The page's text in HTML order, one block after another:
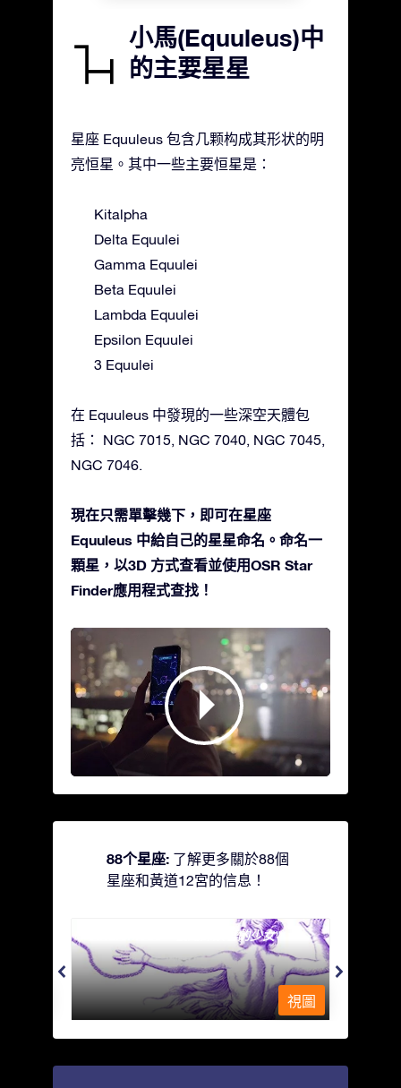
小馬(Equuleus)中
的主要星星
星座 Equuleus 包含几颗构成其形状的明
亮恒星。其中一些主要恒星是：
Kitalpha
Delta Equulei
Gamma Equulei
Beta Equulei
Lambda Equulei
Epsilon Equulei
3 Equulei
在 Equuleus 中發現的一些深空天體包
括： NGC 7015, NGC 7040, NGC 7045,
NGC 7046.
現在只需單擊幾下，即可在星座
Equuleus 中給自己的星星命名。命名一
顆星，以3D 方式查看並使用OSR Star
Finder應用程式查找！
88个星座: 了解更多關於88個
星座和黃道12宮的信息！
Andromeda - 被鐵鍊鎖著的少女
視圖